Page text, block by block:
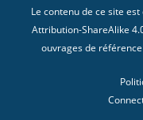
Le contenu de ce site
Attribution-ShareAlike
ouvrages de